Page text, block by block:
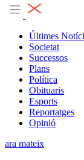
Últimes
Societat
Successos
Plans
Política
Obituaris
Esports
Reportatges
Opinió
ara mateix